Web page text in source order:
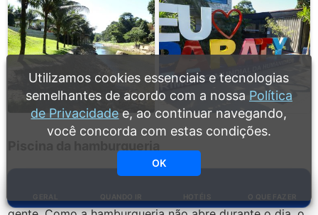
Essa pequena piscina rende um bom banho para quem
deseja um ambiente mais acolhedor e com pouca
QUANDO IR HOTÉIS O QUE FAZER
Utilizamos cookies essenciais e tecnologias
semelhantes de acordo com a nossa Política
de Privacidade e, ao continuar navegando,
você concorda com estas condições.
OK